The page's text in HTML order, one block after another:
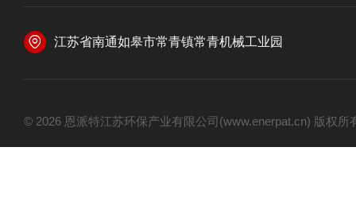
江苏省南通如皋市常青镇常青机械工业园
© 2026 恩派特江苏环保产业有限公司(www.enerpat.cn) 版权